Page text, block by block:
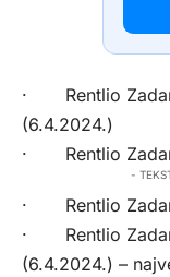
· Rentlio Zadar
(6.4.2024.)
· Rentlio Zadar
-
· Rentlio Zadar
· Rentlio Zadar
(6.4.2024.) –